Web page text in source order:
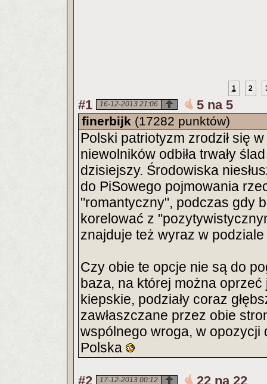
1 2
#1 16-12-2013 21:06
5 na 5
finerbijk (17282 punktów)
Polski patriotyzm zrodził się
niewolników odbiła trwały
dzisiejszy. Środowiska
do PiSowego pojmowania
"romantyczny", podczas gdy
korelować z
znajduje też wyraz w
Czy obie te opcje nie są do
baza, na której można
kiepskie, podziały coraz
zawłaszczane przez obie
wspólnego wroga, w opozycji
Polska
#2 17-12-2013 00:12
22 na 22